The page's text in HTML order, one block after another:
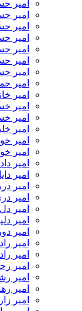
امیر
امیر
امیر
امیر
امیر
امیر
امیر
امیر
امیر
امیر
امیر
امیر
امیر
امیر
امیر
امیر
امیر
امیر
امیر
امیر
امیر
امیر
امیر
امیر
امیر
امیر
امیر